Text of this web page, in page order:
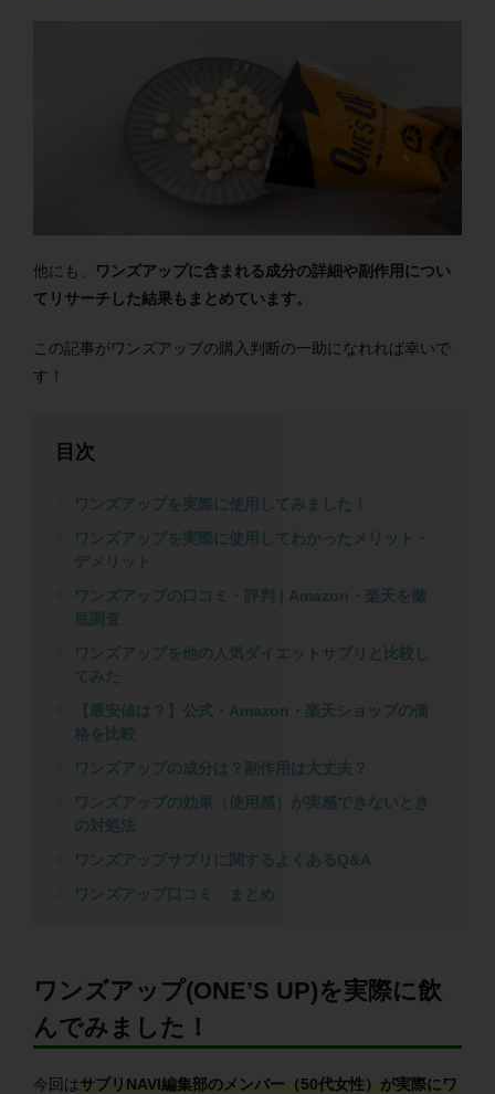
他にも、
ワンズアップに含まれる成分の詳細や副作用につい
てリサーチした結果もまとめています。
この記事がワンズアップの購入判断の一助になれれば幸いで
す！
目次
ワンズアップを実際に使用してみました！
ワンズアップを実際に使用してわかったメリット・
デメリット
ワンズアップの口コミ・評判 | Amazon・楽天を徹
底調査
ワンズアップを他の人気ダイエットサプリと比較し
てみた
【最安値は？】公式・Amazon・楽天ショップの価
格を比較
ワンズアップの成分は？副作用は大丈夫？
ワンズアップの効果（使用感）が実感できないとき
の対処法
ワンズアップサプリに関するよくあるQ&A
ワンズアップ口コミ まとめ
ワンズアップ(ONE’S UP)を実際に飲
んでみました！
今回はサプリNAVI編集部のメンバー（50代女性）が実際にワ